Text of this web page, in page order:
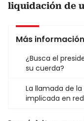
liquidación de
Más información
¿Busca el
su cuerda?
La llamada de
implicada en